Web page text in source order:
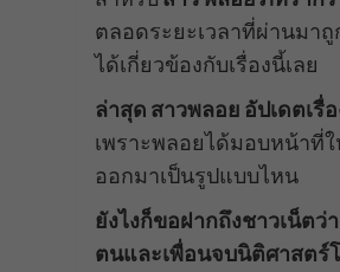
ตลอดระยะเวลาที่ผ่านมา
ได้เกี่ยวข้องกับเรื่องนี้เลย
ล่าสุด สาวพลอย อัปเดตเรื่
เพราะพลอยได้มอบหน้าที่
ออกมาเป็นรูปแบบไหน
ยังไงก็ขอฝากถึงชาวเน็ต
ตนและเพื่อนจบนิติศาสตร์